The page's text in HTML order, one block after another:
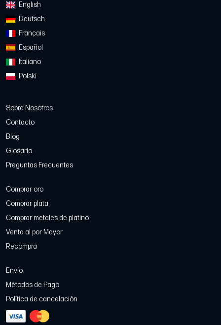
English
Deutsch
Français
Español
Italiano
Polski
Sobre Nosotros
Contacto
Blog
Glosario
Preguntas Frecuentes
Comprar oro
Comprar plata
Comprar metales de platino
Venta al por Mayor
Recompra
Envío
Métodos de Pago
Política de cancelación